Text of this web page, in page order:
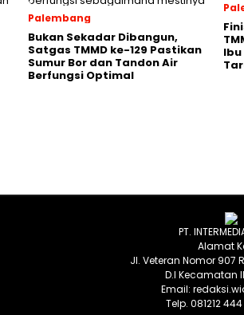
Palembang
Bukan Sekadar Dibangun,
Satgas TMMD ke-129 Pastikan
Sumur Bor dan Tandon Air
Berfungsi Optimal
PT.
Alamat
Jl. Veteran Nomor 907
D.I Kecamatan
Email:
Telp. 081212